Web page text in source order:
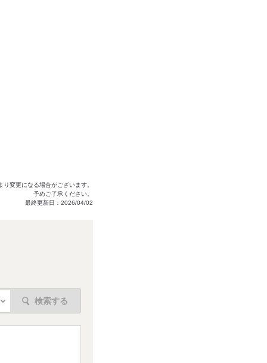
変更になる場合がございます。
予めご了承ください。
最終更新日：2026/04/02
検索する